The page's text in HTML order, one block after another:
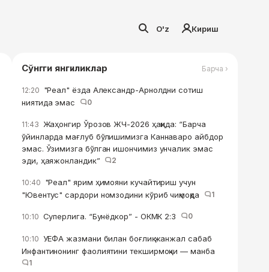
O'z Кириш
Сўнгги янгиликлар Барча ›
12:20 "Реал" ёзда Александр-Арнолдни сотиш
ниятида эмас
0
11:43 Жаҳонгир Ўрозов ЖЧ-2026 ҳақида: “Барча
ўйинларда мағлуб бўлишимизга Каннаваро айбдор
эмас. Ўзимизга бўлган ишончимиз унчалик эмас
эди, ҳаяжонландик”
2
10:40 "Реал" ярим ҳимояни кучайтириш учун
"Ювентус" сардори номзодини кўриб чиқмоқда
1
10:10 Суперлига. “Бунёдкор” - ОКМК 2:3 0
10:10 УЕФА жазмани билан боғлиқ жанжал сабаб
Инфантинонинг фаолиятини текширмоқчи — манба
1